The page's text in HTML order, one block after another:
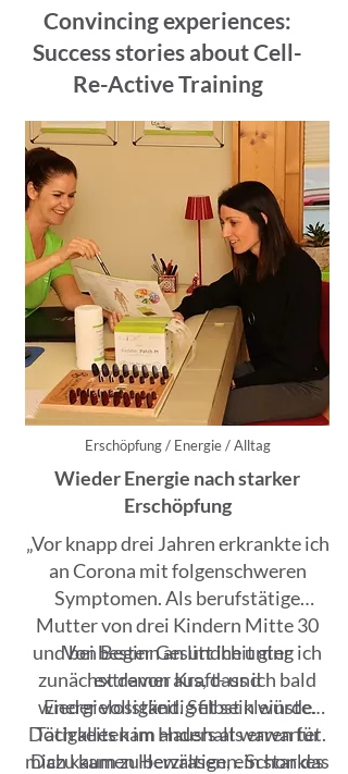
Convincing experiences:
Success stories about Cell-
Re-Active Training
Erschöpfung / Energie / Alltag
Wieder Energie nach starker
Erschöpfung
„Vor knapp drei Jahren erkrankte ich
an Corona mit folgenschweren
Symptomen. Als berufstätige
Mutter von drei Kindern Mitte 30
und bei bester Gesundheit ging ich
zunächst davon aus, dass ich bald
wieder vollständig fit sein würde.
Doch alles kam anders als erwartet.
Von Beginn an litt ich unter
extremer Kraft- und
Energielosigkeit. Selbst kleinste
Tätigkeiten im Haushalt waren für
mich kaum zu bewältigen. Schon das
Dazu kamen Herzrasen, ein starkes